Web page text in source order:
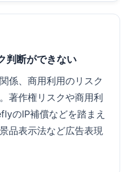
判断ができない
係、商用利用のリスク
著作権リスクや商用利
のIP補償などを踏まえ
品表示法など広告表現